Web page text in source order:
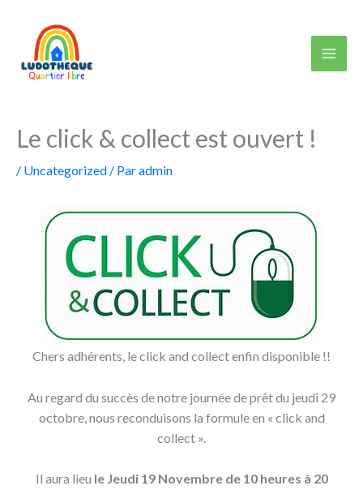
contenu
Le click & collect est ouvert !
/ Uncategorized / Paradmin
Chers adhérents, le click and collect enfin disponible !!
Au regard du succès de notre journée de prêt du jeudi 29
octobre, nous reconduisons la formule en « click and
collect ».
Il aura lieu le Jeudi 19 Novembre de 10 heures à 20